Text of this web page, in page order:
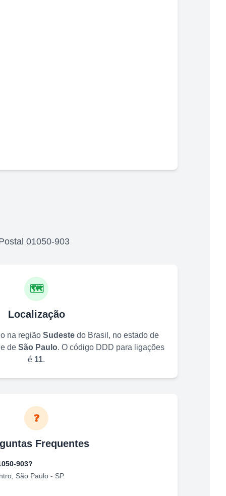
01050-903
🗺️
Localização
na região Sudeste do Brasil, no estado de
de São Paulo. O código DDD para ligações
é 11.
❓
Frequentes
903?
São Paulo - SP.